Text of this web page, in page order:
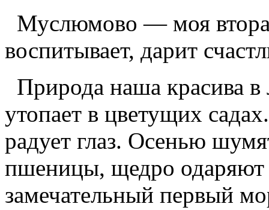
Муслюмово — моя
воспитывает, дарит
Природа наша красива
утопает в цветущих
радует глаз. Осенью
пшеницы, щедро
замечательный первый